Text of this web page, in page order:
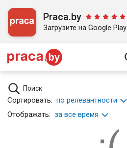
Praca.by
Загрузите на Google Play
Поиск
Сортировать: по релевантности
Отображать: за все время